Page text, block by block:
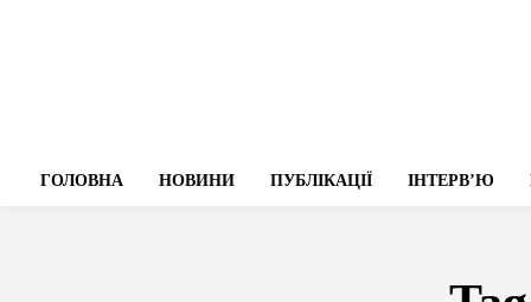
ГОЛОВНА НОВИНИ ПУБЛІКАЦІЇ ІНТЕРВʼЮ